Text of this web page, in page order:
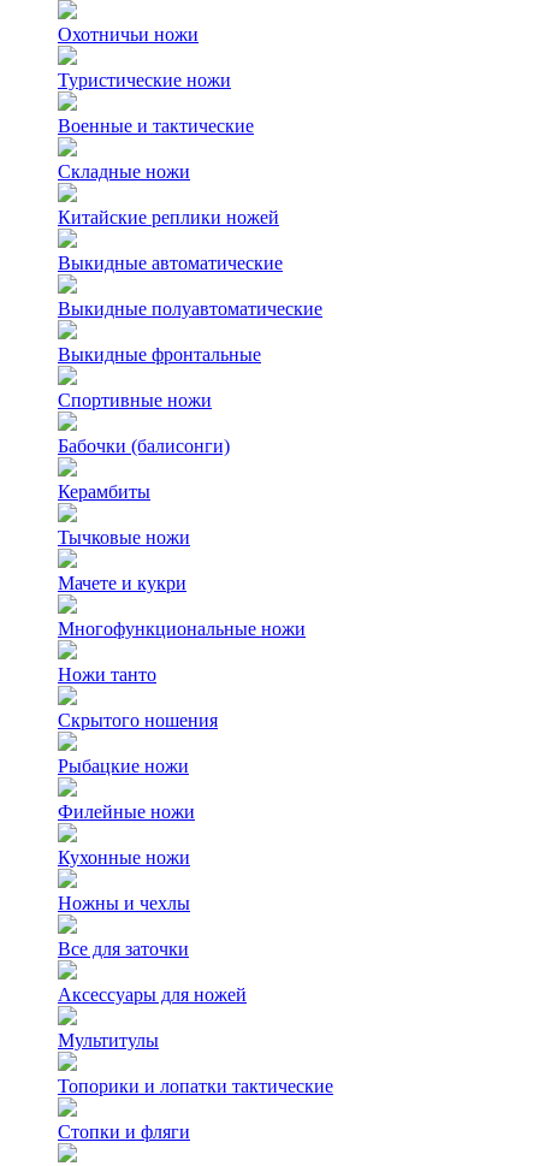
Охотничьи ножи
Туристические ножи
Военные и тактические
Складные ножи
Китайские реплики ножей
Выкидные автоматические
Выкидные полуавтоматические
Выкидные фронтальные
Спортивные ножи
Бабочки (балисонги)
Керамбиты
Тычковые ножи
Мачете и кукри
Многофункциональные ножи
Ножи танто
Скрытого ношения
Рыбацкие ножи
Филейные ножи
Кухонные ножи
Ножны и чехлы
Все для заточки
Аксессуары для ножей
Мультитулы
Топорики и лопатки тактические
Стопки и фляги